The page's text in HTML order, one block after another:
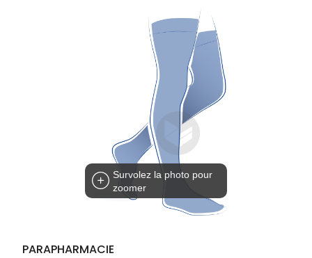
Survolez la photo pour
zoomer
PARAPHARMACIE